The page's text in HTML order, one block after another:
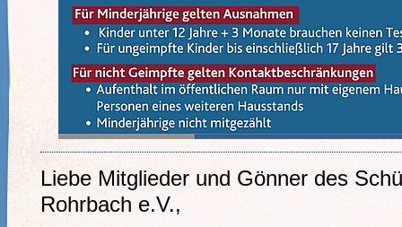
Liebe Mitglieder und Gönner des
Rohrbach e.V.,